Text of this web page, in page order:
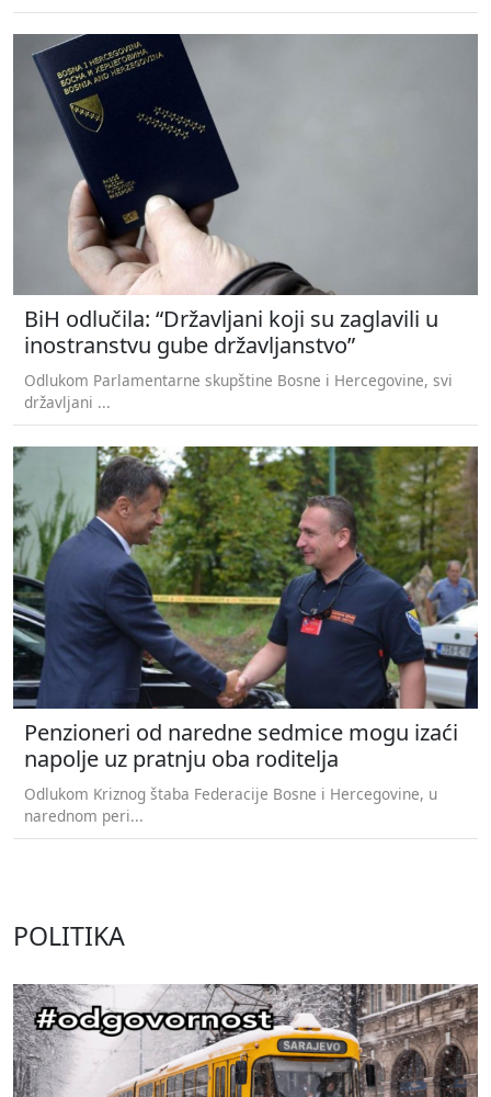
BiH odlučila: “Državljani koji su zaglavili u
inostranstvu gube državljanstvo”
Odlukom Parlamentarne skupštine Bosne i Hercegovine, svi
državljani ...
Penzioneri od naredne sedmice mogu izaći
napolje uz pratnju oba roditelja
Odlukom Kriznog štaba Federacije Bosne i Hercegovine, u
narednom peri...
POLITIKA